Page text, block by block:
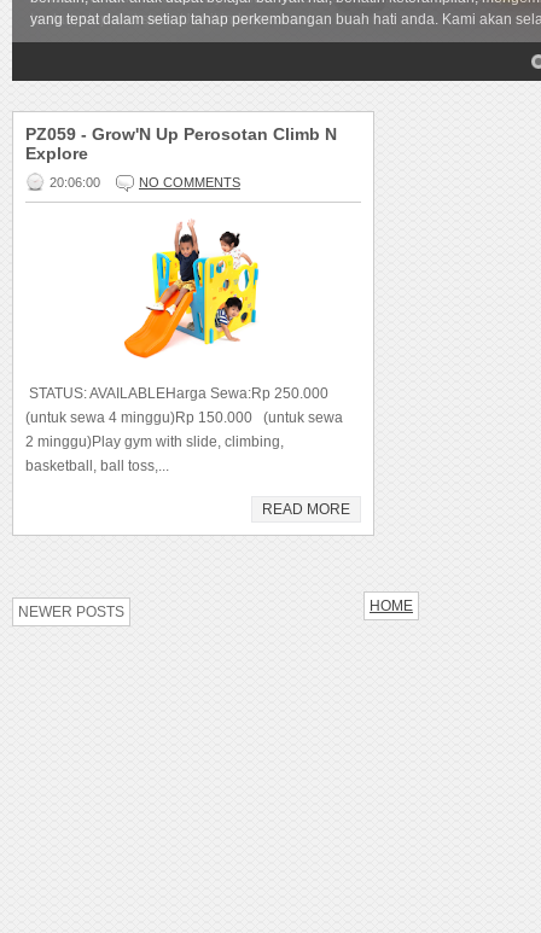
yang tepat dalam setiap tahap perkembangan buah hati anda. Kami akan
PZ059 - Grow'N Up Perosotan Climb N
Explore
20:06:00 NO COMMENTS
STATUS: AVAILABLEHarga Sewa:Rp 250.000
(untuk sewa 4 minggu)Rp 150.000 (untuk sewa
2 minggu)Play gym with slide, climbing,
basketball, ball toss,...
READ MORE
NEWER POSTS HOME